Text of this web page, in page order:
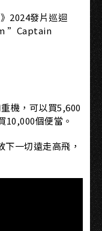
2024發片巡迴
”Captain
機，可以買5,600
10,000個便當。
一切遠走高飛，